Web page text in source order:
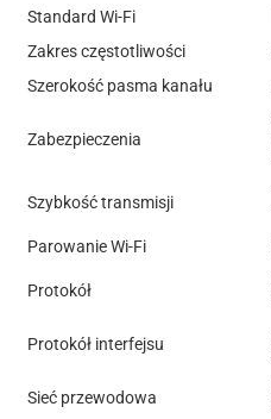
Standard Wi-Fi
Zakres częstotliwości
Szerokość pasma kanału
Zabezpieczenia
Szybkość transmisji
Parowanie Wi-Fi
Protokół
Protokół interfejsu
Sieć przewodowa